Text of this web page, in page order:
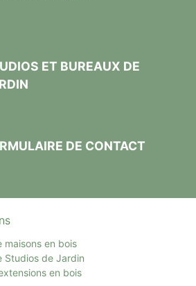
ET BUREAUX DE
DE CONTACT
maisons en bois
Studios de Jardin
en bois